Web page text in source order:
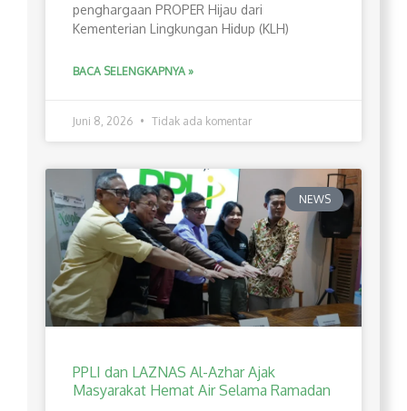
penghargaan PROPER Hijau dari
Kementerian Lingkungan Hidup (KLH)
BACA SELENGKAPNYA »
Juni 8, 2026 Tidak ada komentar
NEWS
PPLI dan LAZNAS Al-Azhar Ajak
Masyarakat Hemat Air Selama Ramadan